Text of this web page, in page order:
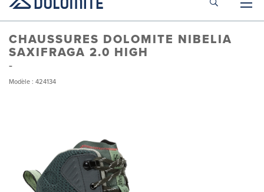
CHAUSSURES DOLOMITE NIBELIA
SAXIFRAGA 2.0 HIGH
Modèle : 424134